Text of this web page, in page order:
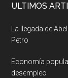
ULTIMOS
La llegada de
Petro
Economía
desempleo